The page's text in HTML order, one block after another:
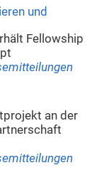
und
Fellowship
an der